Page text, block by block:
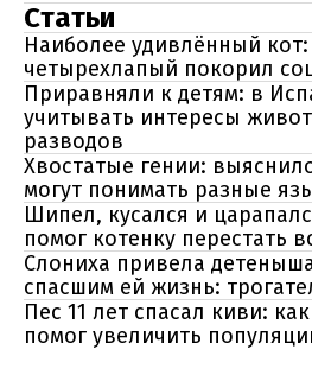
Статьи
Наиболее удивлённый
четырехлапый покорил
Приравняли к детям: в
учитывать интересы
разводов
Хвостатые гении:
могут понимать разные
Шипел, кусался и
помог котенку перестать
Слониха привела
спасшим ей жизнь:
Пес 11 лет спасал киви:
помог увеличить